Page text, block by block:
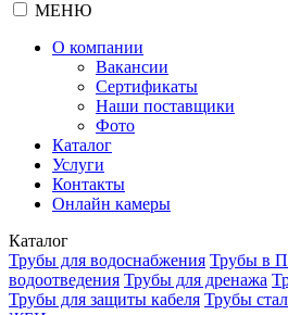
МЕНЮ
О компании
Вакансии
Сертификаты
Наши поставщики
Фото
Каталог
Услуги
Контакты
Онлайн камеры
Каталог
Трубы для водоснабжения Трубы в
водоотведения Трубы для дренажа
Трубы для защиты кабеля Трубы